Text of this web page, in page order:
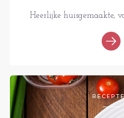
Heerlijke huisgemaakte,